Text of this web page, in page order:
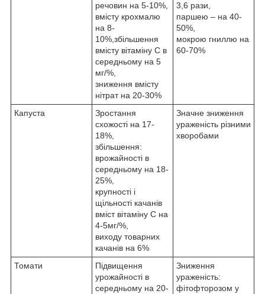
речовин на 5-10%,
вмісту крохмалю
на 8-
10%,збільшення
вмісту вітаміну С в
середньому на 5
мг/%,
зниження вмісту
нітрат на 20-30%
3,6 рази,
паршею – на 40-
50%,
мокрою гниллю на
60-70%
Капуста
Зростання
схожості на 17-
18%,
збільшення:
врожайності в
середньому на 18-
25%,
крупності і
щільності качанів
вміст вітаміну С на
4-5мг/%,
виходу товарних
качанів на 6%
Значне зниження
ураженість різними
хворобами
Томати
Підвищення
урожайності в
середньому на 20-
Зниження
ураженість:
фітофторозом у